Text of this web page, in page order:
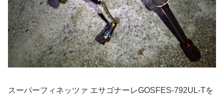
スーパーフィネッツァ エサゴナーレGOSFES-792UL-Tを